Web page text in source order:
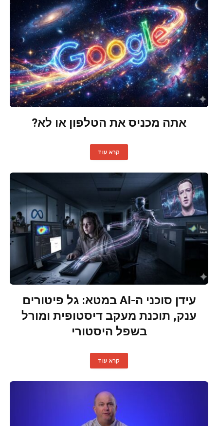
אתה מכניס את הטלפון או לא?
קרא עוד
עידן סוכני ה-AI במטא: גל פיטורים
ענק, תוכנת מעקב דיסטופית ומורל
בשפל היסטורי
קרא עוד